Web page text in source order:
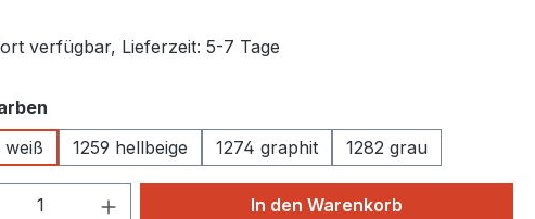
verfügbar, Lieferzeit: 5-7 Tage
1016 weiß
1259 hellbeige 1274 graphit 1282 grau
Anzahl: Gib den gewünschten Wert
In den Warenkorb